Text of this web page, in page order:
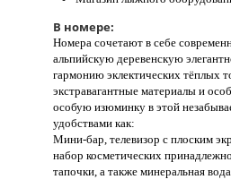
В номере:
Номера сочетают в себе
альпийскую деревенскую
гармонию эклектических тёплых
экстравагантные материалы и
особую изюминку в этой
удобствами как:
Мини-бар, телевизор с плоским
набор косметических
тапочки, а также минеральная